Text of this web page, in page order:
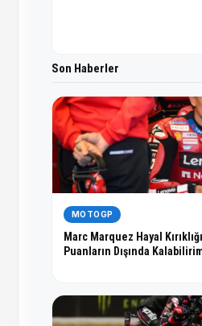
Son Haberler
MOTOGP
Marc Marquez Hayal
Puanların Dışında